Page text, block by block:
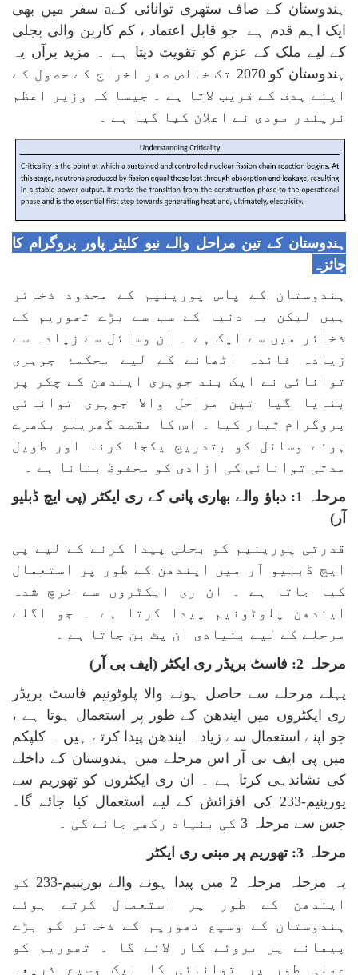
ہندوستان کے صاف ستھری توانائی کےa سفر میں بھی
ایک اہم قدم ہے جو قابل اعتماد ، کم کاربن والی بجلی
کے لیے ملک کے عزم کو تقویت دیتا ہے ۔ مزید برآں یہ
ہندوستان کو 2070 تک خالص صفر اخراج کے حصول کے
اپنے ہدف کے قریب لاتا ہے ۔ جیسا کہ وزیر اعظم
نریندر مودی نے اعلان کیا گیا ہے ۔
ہندوستان کے تین مراحل والے نیو کلیئر پاور پروگرام کا
جائزہ
ہندوستان کے پاس یورینیم کے محدود ذخائر
ہیں لیکن یہ دنیا کے سب سے بڑے تھوریم کے
ذخائر میں سے ایک ہے ۔ ان وسائل سے زیادہ سے
زیادہ فائدہ اٹھانے کے لیے محکمۂ جوہری
توانائی نے ایک بند جوہری ایندھن کے چکر پر
بنایا گیا تین مراحل والا جوہری توانائی
پروگرام تیار کیا ۔ اس کا مقصد گھریلو بکھرے
ہوئے وسائل کو بتدریج یکجا کرنا اور طویل
مدتی توانائی کی آزادی کو محفوظ بنانا ہے ۔
مرحلہ 1: دباؤ والے بھاری پانی کے ری ایکٹر (پی ایچ ڈبلیو
آر)
قدرتی یورینیم کو بجلی پیدا کرنے کے لیے پی
ایچ ڈبلیو آر میں ایندھن کے طور پر استعمال
کیا جاتا ہے ۔ ان ری ایکٹروں سے خرچ شدہ
ایندھن پلوٹونیم پیدا کرتا ہے ۔ جو اگلے
مرحلے کے لیے بنیادی ان پٹ بن جاتا ہے ۔
مرحلہ 2: فاسٹ بریڈر ری ایکٹر (ایف بی آر)
پہلے مرحلے سے حاصل ہونے والا پلوٹونیم فاسٹ بریڈر
ری ایکٹروں میں ایندھن کے طور پر استعمال ہوتا ہے ،
جو اپنے استعمال سے زیادہ ایندھن پیدا کرتے ہیں ۔ کلپکم
میں پی ایف بی آر اس مرحلے میں ہندوستان کے داخلے
کی نشاندہی کرتا ہے ۔ ان ری ایکٹروں کو تھوریم سے
یورینیم-233 کی افزائش کے لیے استعمال کیا جائے گا۔
جس سے مرحلہ 3 کی بنیاد رکھی جائے گی ۔
مرحلہ 3: تھوریم پر مبنی ری ایکٹر
یہ مرحلہ مرحلہ 2 میں پیدا ہونے والے یورینیم-233 کو
ایندھن کے طور پر استعمال کرتے ہوئے
ہندوستان کے وسیع تھوریم کے ذخائر کو بڑے
پیمانے پر بروئے کار لائے گا ۔ تھوریم کو
عملی طور پر توانائی کا ایک وسیع ذریعہ